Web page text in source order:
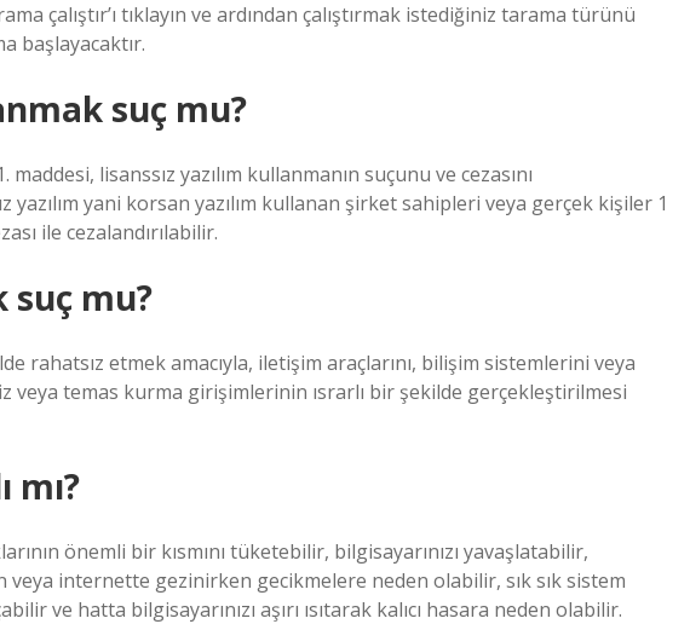
çalıştır’ı tıklayın ve ardından çalıştırmak istediğiniz tarama türünü
başlayacaktır.
suç mu?
lisanssız yazılım kullanmanın suçunu ve cezasını
yani korsan yazılım kullanan şirket sahipleri veya gerçek kişiler 1
ile cezalandırılabilir.
mu?
rahatsız etmek amacıyla, iletişim araçlarını, bilişim sistemlerini veya
veya temas kurma girişimlerinin ısrarlı bir şekilde gerçekleştirilmesi
mı?
önemli bir kısmını tüketebilir, bilgisayarınızı yavaşlatabilir,
veya internette gezinirken gecikmelere neden olabilir, sık sık sistem
ve hatta bilgisayarınızı aşırı ısıtarak kalıcı hasara neden olabilir.